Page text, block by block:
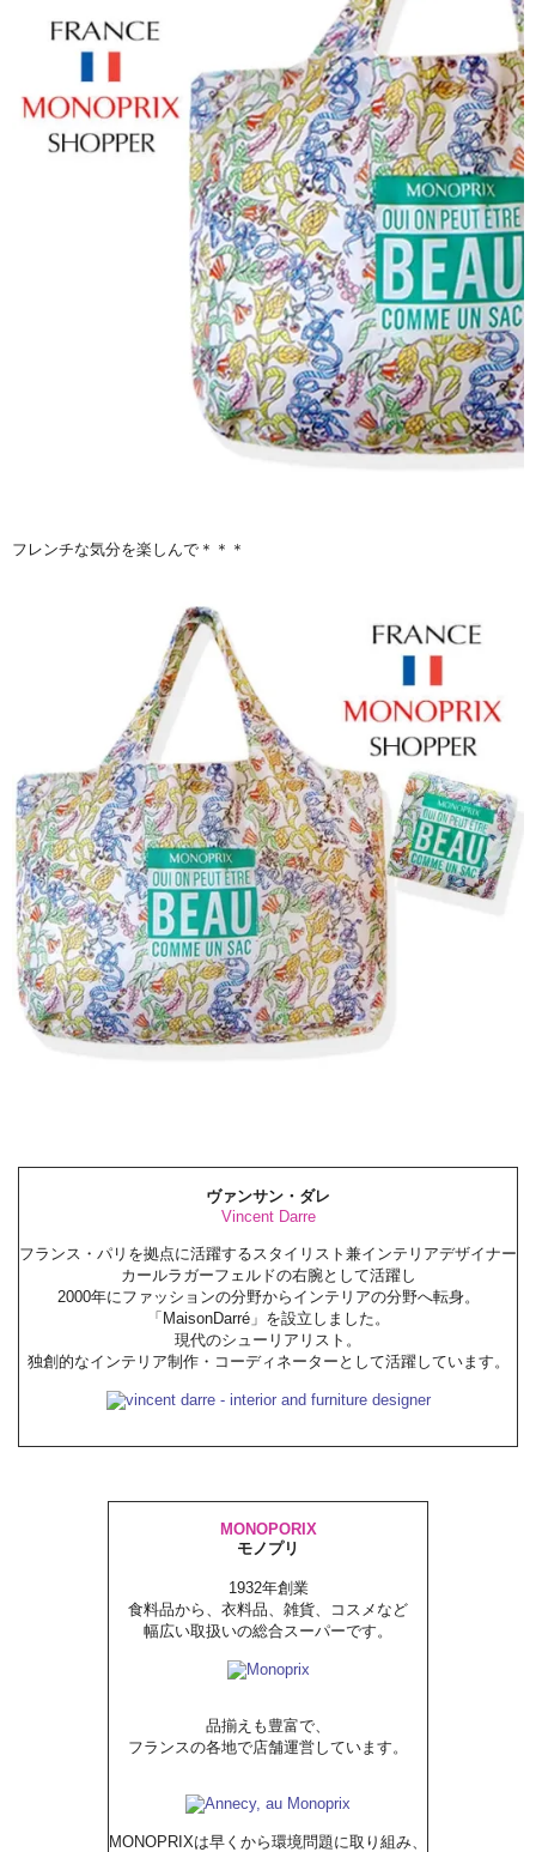
フレンチな気分を楽しんで＊＊＊
ヴァンサン・ダレ
Vincent Darre
フランス・パリを拠点に活躍するスタイリスト兼インテリアデザイナー
カールラガーフェルドの右腕として活躍し
2000年にファッションの分野からインテリアの分野へ転身。
「MaisonDarré」を設立しました。
現代のシューリアリスト。
独創的なインテリア制作・コーディネーターとして活躍しています。
MONOPORIX
モノプリ
1932年創業
食料品から、衣料品、雑貨、コスメなど
幅広い取扱いの総合スーパーです。
品揃えも豊富で、
フランスの各地で店舗運営しています。
MONOPRIXは早くから環境問題に取り組み、